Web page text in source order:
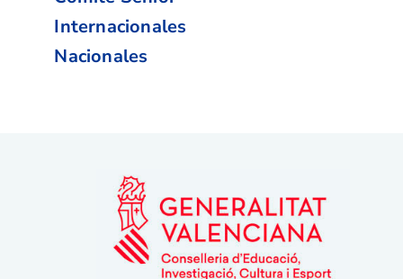
Internacionales
Nacionales